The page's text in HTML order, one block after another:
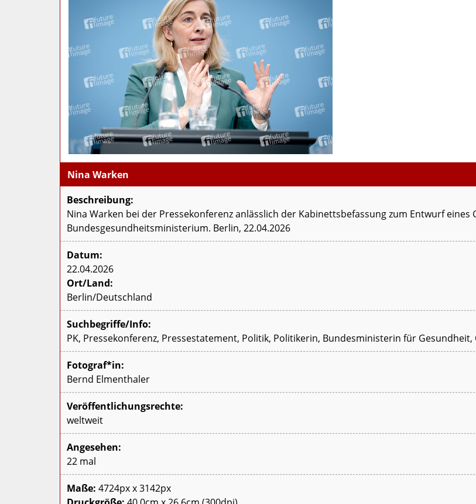
Nina Warken
Beschreibung:
Nina Warken bei der Pressekonferenz anlässlich der Kabinettsbefassung zum Entwurf
Bundesgesundheitsministerium. Berlin, 22.04.2026
Datum:
22.04.2026
Ort/Land:
Berlin/Deutschland
Suchbegriffe/Info:
PK, Pressekonferenz, Pressestatement, Politik, Politikerin, Bundesministerin für Gesundheit,
Fotograf*in:
Bernd Elmenthaler
Veröffentlichungsrechte:
weltweit
Angesehen:
22 mal
Maße: 4724px x 3142px